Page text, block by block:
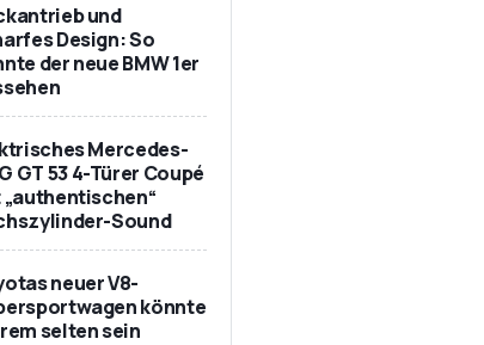
und
Design: So
der neue BMW 1er
Mercedes-
GT 53 4-Türer Coupé
„authentischen“
Sound
neuer V8-
könnte
selten sein